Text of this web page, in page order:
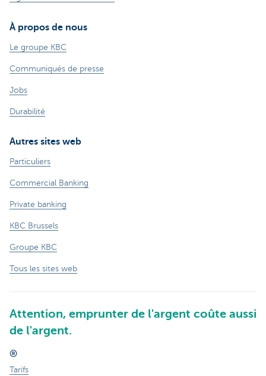
À propos de nous
Le groupe KBC
Communiqués de presse
Jobs
Durabilité
Autres sites web
Particuliers
Commercial Banking
Private banking
KBC Brussels
Groupe KBC
Tous les sites web
Attention, emprunter de l'argent coûte aussi
de l'argent.
®
Tarifs